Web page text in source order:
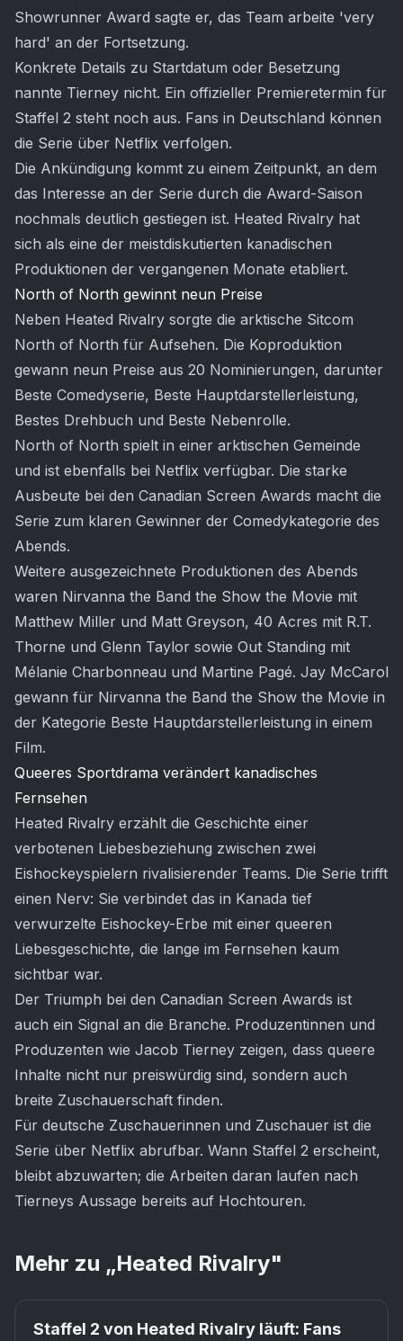
Showrunner Award sagte er, das Team arbeite 'very
hard' an der Fortsetzung.
Konkrete Details zu Startdatum oder Besetzung
nannte Tierney nicht. Ein offizieller Premieretermin für
Staffel 2 steht noch aus. Fans in Deutschland können
die Serie über Netflix verfolgen.
Die Ankündigung kommt zu einem Zeitpunkt, an dem
das Interesse an der Serie durch die Award-Saison
nochmals deutlich gestiegen ist. Heated Rivalry hat
sich als eine der meistdiskutierten kanadischen
Produktionen der vergangenen Monate etabliert.
North of North gewinnt neun Preise
Neben Heated Rivalry sorgte die arktische Sitcom
North of North für Aufsehen. Die Koproduktion
gewann neun Preise aus 20 Nominierungen, darunter
Beste Comedyserie, Beste Hauptdarstellerleistung,
Bestes Drehbuch und Beste Nebenrolle.
North of North spielt in einer arktischen Gemeinde
und ist ebenfalls bei Netflix verfügbar. Die starke
Ausbeute bei den Canadian Screen Awards macht die
Serie zum klaren Gewinner der Comedykategorie des
Abends.
Weitere ausgezeichnete Produktionen des Abends
waren Nirvanna the Band the Show the Movie mit
Matthew Miller und Matt Greyson, 40 Acres mit R.T.
Thorne und Glenn Taylor sowie Out Standing mit
Mélanie Charbonneau und Martine Pagé. Jay McCarol
gewann für Nirvanna the Band the Show the Movie in
der Kategorie Beste Hauptdarstellerleistung in einem
Film.
Queeres Sportdrama verändert kanadisches
Fernsehen
Heated Rivalry erzählt die Geschichte einer
verbotenen Liebesbeziehung zwischen zwei
Eishockeyspielern rivalisierender Teams. Die Serie trifft
einen Nerv: Sie verbindet das in Kanada tief
verwurzelte Eishockey-Erbe mit einer queeren
Liebesgeschichte, die lange im Fernsehen kaum
sichtbar war.
Der Triumph bei den Canadian Screen Awards ist
auch ein Signal an die Branche. Produzentinnen und
Produzenten wie Jacob Tierney zeigen, dass queere
Inhalte nicht nur preiswürdig sind, sondern auch
breite Zuschauerschaft finden.
Für deutsche Zuschauerinnen und Zuschauer ist die
Serie über Netflix abrufbar. Wann Staffel 2 erscheint,
bleibt abzuwarten; die Arbeiten daran laufen nach
Tierneys Aussage bereits auf Hochtouren.
Mehr zu „Heated Rivalry"
Staffel 2 von Heated Rivalry läuft: Fans